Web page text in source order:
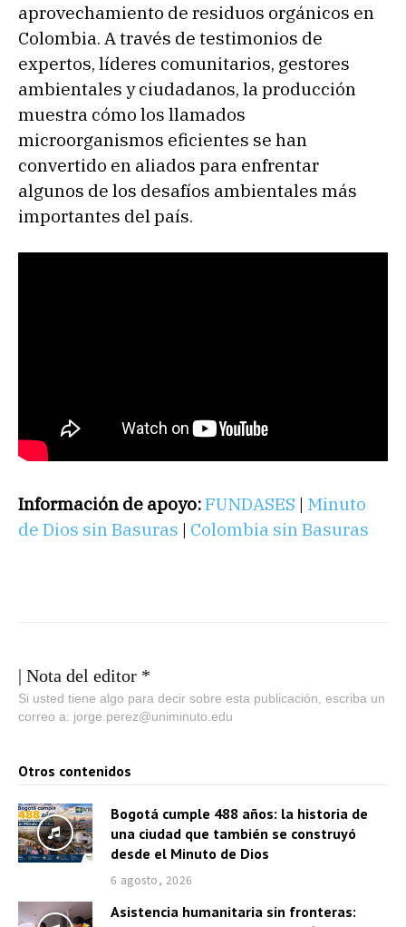
aprovechamiento de residuos orgánicos en
Colombia. A través de testimonios de
expertos, líderes comunitarios, gestores
ambientales y ciudadanos, la producción
muestra cómo los llamados
microorganismos eficientes se han
convertido en aliados para enfrentar
algunos de los desafíos ambientales más
importantes del país.
Información de apoyo:FUNDASES | Minuto
de Dios sin Basuras | Colombia sin Basuras
| Nota del editor *
Si usted tiene algo para decir sobre esta publicación, escriba un
correo a: jorge.perez@uniminuto.edu
Otros contenidos
Bogotá cumple 488 años: la historia de
una ciudad que también se construyó
desde el Minuto de Dios
6 agosto, 2026
Asistencia humanitaria sin fronteras: